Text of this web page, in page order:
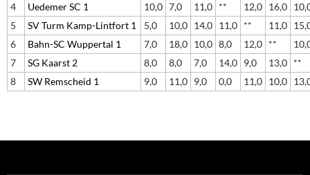
4
Uedemer SC 1 10,0 7,0 11,0 ** 12,0 16,0
5
SV Turm Kamp-Lintfort 1 5,0 10,0 14,0 11,0 ** 11,0
6
Bahn-SC Wuppertal 1 7,0 18,0 10,0 8,0 12,0 **
7
SG Kaarst 2 8,0 8,0 7,0 14,0 9,0 13,0 **
8
SW Remscheid 1 9,0 11,0 9,0 0,0 11,0 10,0